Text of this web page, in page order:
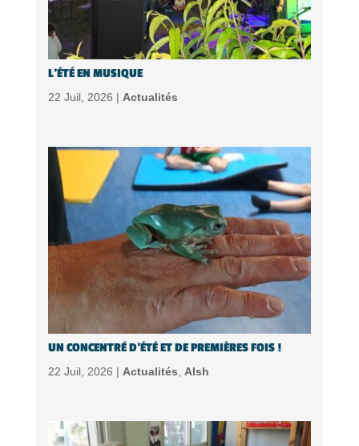
L’ÉTÉ EN MUSIQUE
22 Juil, 2026 | Actualités
UN CONCENTRÉ D’ÉTÉ ET DE PREMIÈRES FOIS !
22 Juil, 2026 | Actualités Alsh